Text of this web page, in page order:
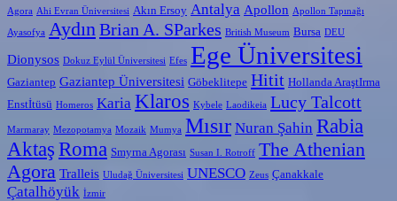
Agora Ahi Evran Üniversitesi Akın Ersoy Antalya Apollon Apollon Tapınağı
Ayasofya AydınBrian A. SParkes British Museum Bursa DEU
Dionysos Dokuz Eylül Üniversitesi Efes Ege Üniversitesi
Gaziantep Gaziantep Üniversitesi Göbeklitepe Hitit Hollanda AraştIrma
Enstİtüsü Homeros Karia Klaros Kybele Laodikeia Lucy Talcott
Marmaray Mezopotamya Mozaik Mumya Mısır Nuran Şahin Rabia
Aktaş Roma Smyrna Agorası Susan I. Rotroff The Athenian
Agora Tralleis Uludağ Üniversitesi UNESCO Zeus Çanakkale
Çatalhöyük İzmir